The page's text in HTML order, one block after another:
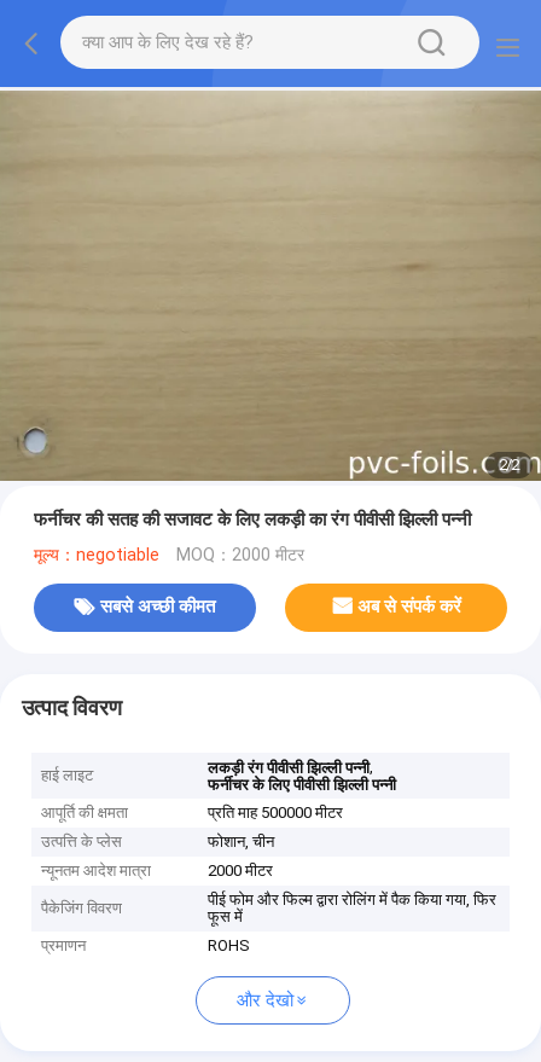
2/2
फर्नीचर की सतह की सजावट के लिए लकड़ी का रंग पीवीसी झिल्ली पन्नी
मूल्य：negotiable MOQ：2000 मीटर
सबसे अच्छी कीमत अब से संपर्क करें
उत्पाद विवरण
हाई लाइट लकड़ी रंग पीवीसी झिल्ली पन्नी,
फर्नीचर के लिए पीवीसी झिल्ली पन्नी
आपूर्ति की क्षमता
प्रति माह 500000 मीटर
उत्पत्ति के प्लेस
फोशान, चीन
न्यूनतम आदेश मात्रा
2000 मीटर
पैकेजिंग विवरण
पीई फोम और फिल्म द्वारा रोलिंग में पैक किया गया, फिर
फूस में
प्रमाणन
ROHS
और देखो